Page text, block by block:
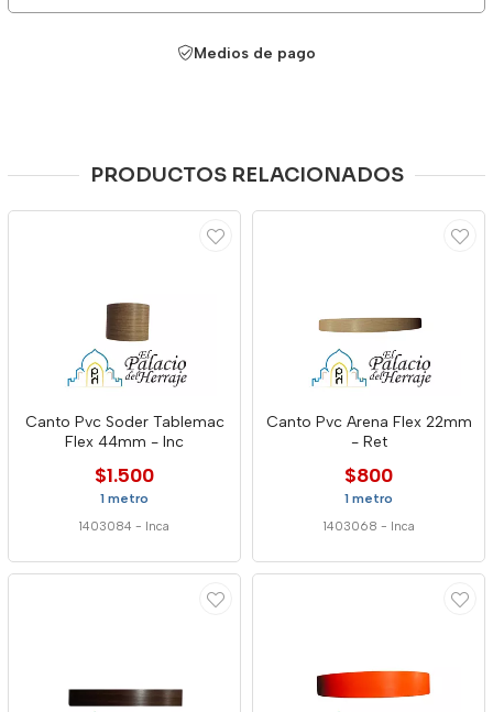
Medios de pago
PRODUCTOS RELACIONADOS
Canto Pvc Soder Tablemac
Flex 44mm - Inc
$1.500
1 metro
1403084 - Inca
Canto Pvc Arena Flex 22mm
- Ret
$800
1 metro
1403068 - Inca